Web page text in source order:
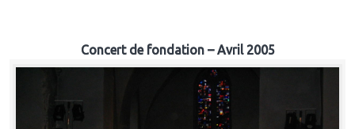
Concert de fondation – Avril 2005